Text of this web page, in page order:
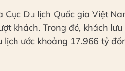
Cục Du lịch Quốc gia Việt
khách. Trong đó, khách
lịch ước khoảng 17.966 tỷ